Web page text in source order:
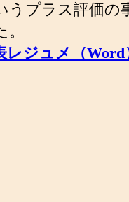
うプラス評価の
レジュメ（